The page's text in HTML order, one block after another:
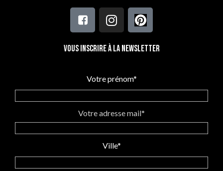
Vous inscrire à la newsletter
Votre prénom*
Votre adresse mail*
Ville*